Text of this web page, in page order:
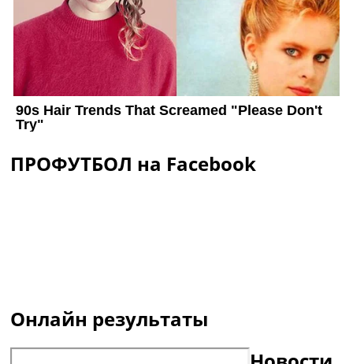
ПРОФУТБОЛ на Facebook
Онлайн результаты